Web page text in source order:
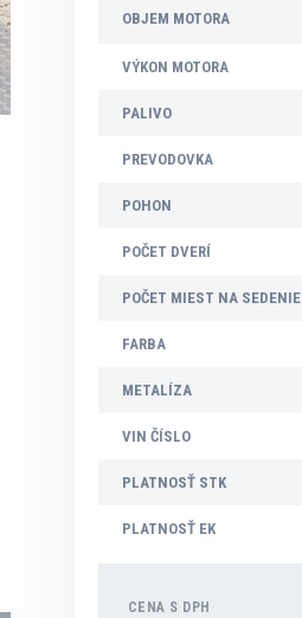
OBJEM MOTORA
VÝKON MOTORA
PALIVO
PREVODOVKA
POHON
POČET DVERÍ
POČET MIEST NA SEDENIE
FARBA
METALÍZA
VIN ČÍSLO
PLATNOSŤ STK
PLATNOSŤ EK
CENA S DPH